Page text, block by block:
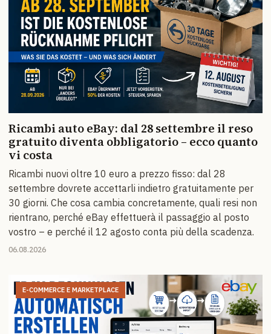
Ricambi auto eBay: dal 28 settembre il reso
gratuito diventa obbligatorio – ecco quanto
vi costa
Ricambi nuovi oltre 10 euro a prezzo fisso: dal 28
settembre dovrete accettarli indietro gratuitamente per
30 giorni. Che cosa cambia concretamente, quali resi non
rientrano, perché eBay effettuerà il passaggio al posto
vostro – e perché il 12 agosto conta più della scadenza.
06.08.2026
E-COMMERCE E MARKETPLACE